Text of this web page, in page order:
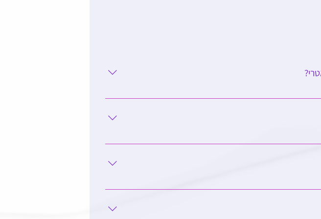
תוכלו לקבל מידע עדכני על קורסים וכנסים רלוונטיים בתחום,